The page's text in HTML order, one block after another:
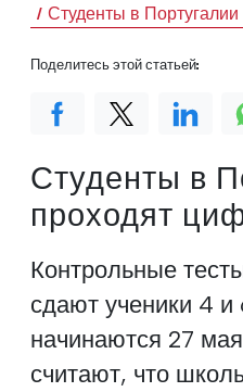
Студенты в
Студенты в
проходят
Контрольные
сдают ученики 4 и
начинаются 27
считают, что
Поделитесь этой статьей: